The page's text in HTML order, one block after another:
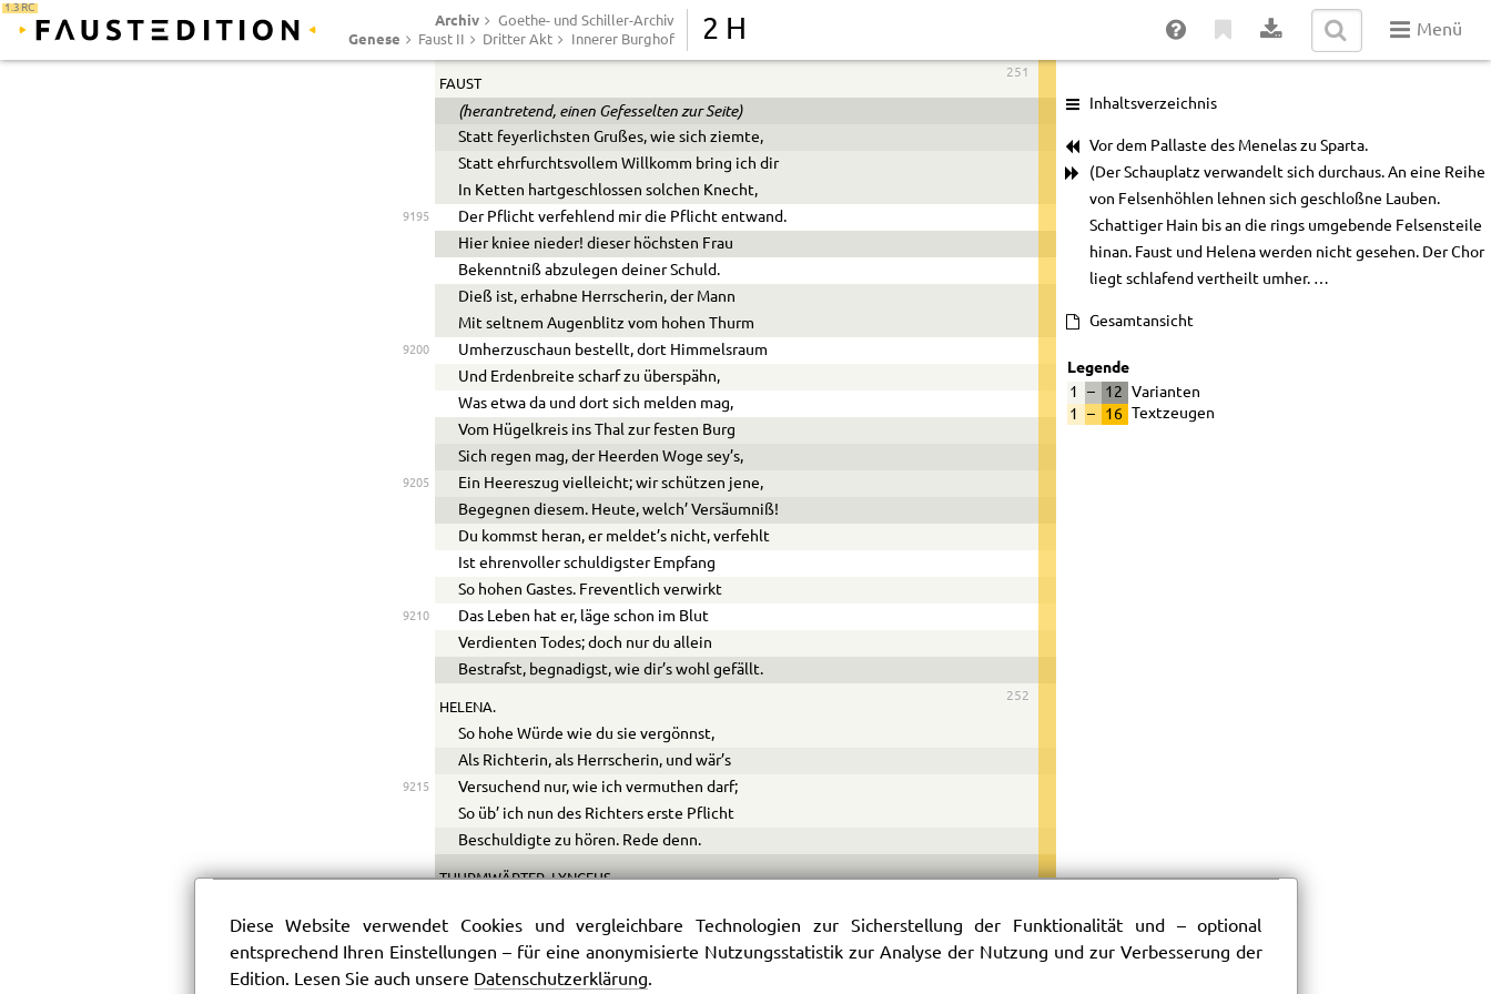
1.3 RC
Archiv Goethe- und Schiller-Archiv
Genese Faust II Dritter Akt Innerer Burghof 2 H Menü
Mit langsam-ernstem, ehrfurchtsvoll gehaltnem Schritt
Seh ich den Fürsten; wende dich o Königin!
251
FAUST
(herantretend, einen Gefesselten zur Seite)
Statt feyerlichsten Grußes, wie sich ziemte,
Statt ehrfurchtsvollem Willkomm bring ich dir
In Ketten hartgeschlossen solchen Knecht,
9195
Der Pflicht verfehlend mir die Pflicht entwand.
Hier kniee nieder! dieser höchsten Frau
Bekenntniß abzulegen deiner Schuld.
Dieß ist, erhabne Herrscherin, der Mann
Mit seltnem Augenblitz vom hohen Thurm
9200
Umherzuschaun bestellt, dort Himmelsraum
Und Erdenbreite scharf zu überspähn,
Was etwa da und dort sich melden mag,
Vom Hügelkreis ins Thal zur festen Burg
Sich regen mag, der Heerden Woge sey’s,
9205
Ein Heereszug vielleicht; wir schützen jene,
Begegnen diesem. Heute, welch’ Versäumniß!
Du kommst heran, er meldet’s nicht, verfehlt
Ist ehrenvoller schuldigster Empfang
So hohen Gastes. Freventlich verwirkt
9210
Das Leben hat er, läge schon im Blut
Verdienten Todes; doch nur du allein
Bestrafst, begnadigst, wie dir’s wohl gefällt.
252
HELENA.
So hohe Würde wie du sie vergönnst,
Als Richterin, als Herrscherin, und wär’s
9215
Versuchend nur, wie ich vermuthen darf;
So üb’ ich nun des Richters erste Pflicht
Beschuldigte zu hören. Rede denn.
THURMWÄRTER, LYNCEUS.
Laß mich knieen, laß mich schauen,
Laß mich sterben, laß mich leben,
9220
Denn schon bin ich hingegeben
Inhaltsverzeichnis
Vor dem Pallaste des Menelas zu Sparta.
(Der Schauplatz verwandelt sich durchaus. An eine Reihe
von Felsenhöhlen lehnen sich geschloßne Lauben.
Schattiger Hain bis an die rings umgebende Felsensteile
hinan. Faust und Helena werden nicht gesehen. Der Chor
liegt schlafend vertheilt umher. …
Gesamtansicht
Legende
1 – 12
Varianten
1
– 16 Textzeugen
Diese Website verwendet Cookies und vergleichbare Technologien zur Sicherstellung der Funktionalität und – optional
entsprechend Ihren Einstellungen – für eine anonymisierte Nutzungsstatistik zur Analyse der Nutzung und zur Verbesserung der
Edition. Lesen Sie auch unsere Datenschutzerklärung.